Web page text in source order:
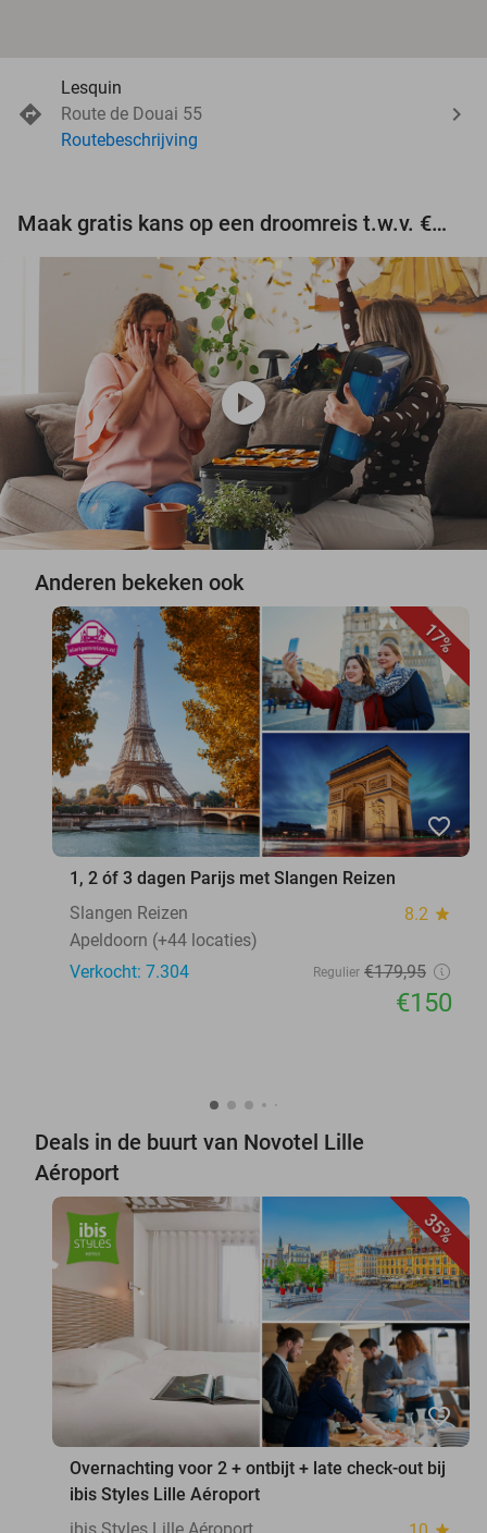
Lesquin
Route de Douai 55
Routebeschrijving
Maak gratis kans op een droomreis t.w.v. €3.000!
play_circle
Anderen bekeken ook
17%
favorite_border
1, 2 óf 3 dagen Parijs met Slangen Reizen
Slangen Reizen
8.2 star
Apeldoorn (+44 locaties)
Verkocht: 7.304
Regulier €179,95
€150
Deals in de buurt van Novotel Lille
Aéroport
35%
favorite_border
Overnachting voor 2 + ontbijt + late check-out bij
ibis Styles Lille Aéroport